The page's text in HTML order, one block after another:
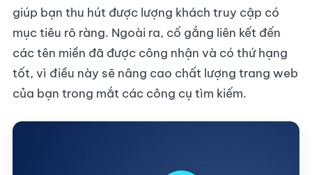
giúp bạn thu hút được lượng khách truy cập có
mục tiêu rõ ràng. Ngoài ra, cố gắng liên kết đến
các tên miền đã được công nhận và có thứ hạng
tốt, vì điều này sẽ nâng cao chất lượng trang web
của bạn trong mắt các công cụ tìm kiếm.